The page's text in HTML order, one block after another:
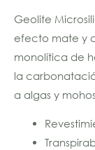
Geolite
efecto mate y
monolítica de
la
a algas y